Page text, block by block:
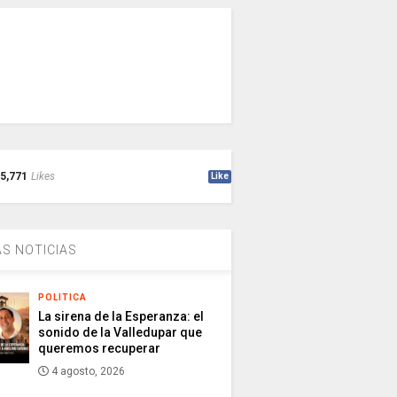
5,771 Likes Like
NOTICIAS
POLITICA
La sirena de la Esperanza: el
sonido de la Valledupar que
queremos recuperar
4 agosto, 2026